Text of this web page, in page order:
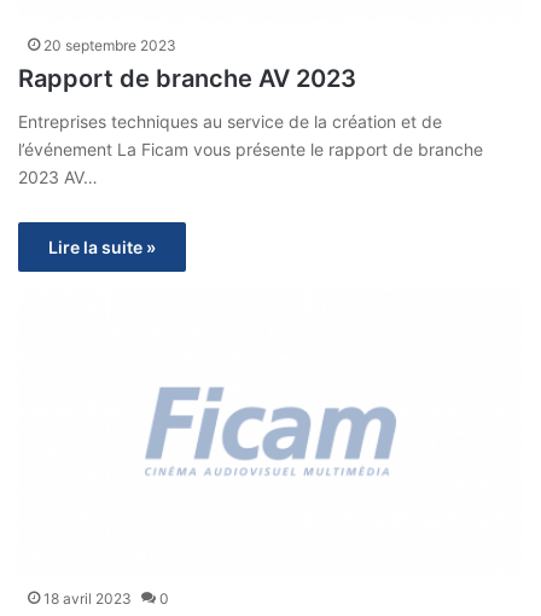
20 septembre 2023
Rapport de branche AV 2023
Entreprises techniques au service de la création et de
l’événement La Ficam vous présente le rapport de branche
2023 AV…
Lire la suite »
18 avril 2023 0